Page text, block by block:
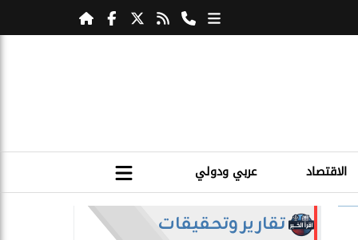
الاقتصاد عربي ودولي
تقارير وتحقيقات